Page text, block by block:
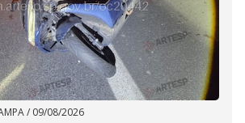
/ 09/08/2026